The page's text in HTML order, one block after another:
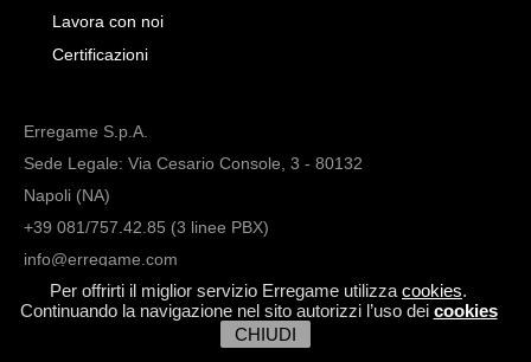
Per offrirti il miglior servizio Erregame utilizza cookies.
Continuando la navigazione nel sito autorizzi l’uso dei cookies
CHIUDI
Lavora con noi
Certificazioni
Erregame S.p.A.
Sede Legale: Via Cesario Console, 3 - 80132
Napoli (NA)
+39 081/757.42.85 (3 linee PBX)
info@erregame.com